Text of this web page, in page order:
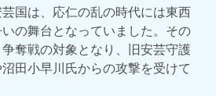
国は、応仁の乱の時代には東西
の舞台となっていました。その
奪戦の対象となり、旧安芸守護
田小早川氏からの攻撃を受けて